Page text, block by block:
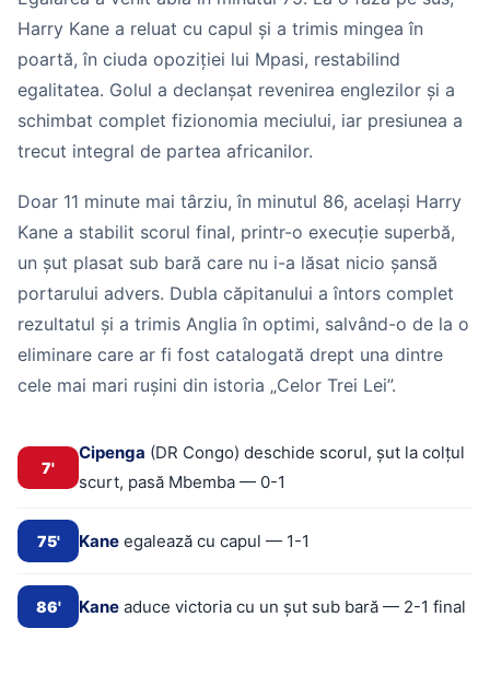
Harry Kane a reluat cu capul și a trimis mingea în
poartă, în ciuda opoziției lui Mpasi, restabilind
egalitatea. Golul a declanșat revenirea englezilor și a
schimbat complet fizionomia meciului, iar presiunea a
trecut integral de partea africanilor.
Doar 11 minute mai târziu, în minutul 86, același Harry
Kane a stabilit scorul final, printr-o execuție superbă,
un șut plasat sub bară care nu i-a lăsat nicio șansă
portarului advers. Dubla căpitanului a întors complet
rezultatul și a trimis Anglia în optimi, salvând-o de la o
eliminare care ar fi fost catalogată drept una dintre
cele mai mari rușini din istoria „Celor Trei Lei”.
7'
Cipenga (DR Congo) deschide scorul, șut la colțul
scurt, pasă Mbemba — 0-1
75' Kane egalează cu capul — 1-1
86' Kane aduce victoria cu un șut sub bară — 2-1 final